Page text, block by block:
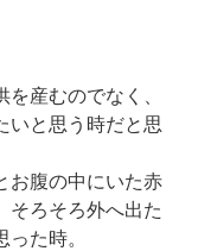
産むのでなく、
いと思う時だと思
お腹の中にいた赤
そろそろ外へ出た
た時。